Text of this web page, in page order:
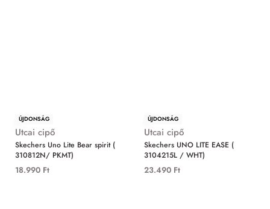
ÚJDONSÁG
Utcai cipő
Skechers Uno Lite Bear spirit (
310812N/ PKMT)
18.990 Ft
ÚJDONSÁG
Utcai cipő
Skechers UNO LITE EASE (
3104215L / WHT)
23.490 Ft